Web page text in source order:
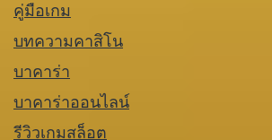
คู่มือเกม
บทความคาสิโน
บาคาร่า
บาคาร่าออนไลน์
รีวิวเกมสล็อต